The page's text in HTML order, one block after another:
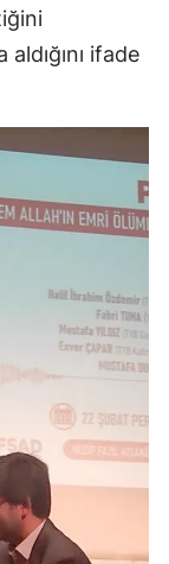
ifade